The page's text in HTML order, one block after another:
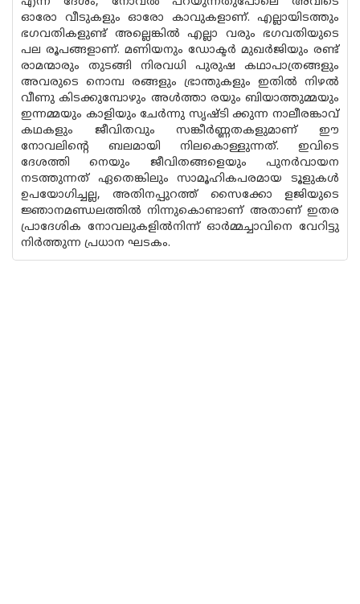
ഓരോ വീടുകളും ഓരോ കാവുകളാണ്. എല്ലായിടത്തും
ഭഗവതികളുണ്ട് അല്ലെങ്കിൽ എല്ലാ വരും ഭഗവതിയുടെ
പല രൂപങ്ങളാണ്. മണിയനും ഡോക്ടർ മുഖർജിയും രണ്ട്
രാമന്മാരും തുടങ്ങി നിരവധി പുരുഷ കഥാപാത്രങ്ങളും
അവരുടെ നൊമ്പ രങ്ങളും ഭ്രാന്തുകളും ഇതിൽ നിഴൽ
വീണു കിടക്കുമ്പോഴും അൾത്താ രയും ബിയാത്തുമ്മയും
ഇന്നമ്മയും കാളിയും ചേർന്നു സൃഷ്ടി ക്കുന്ന നാലീരങ്കാവ്
കഥകളും ജീവിതവും സങ്കീർണ്ണതകളുമാണ് ഈ
നോവലിന്റെ ബലമായി നിലകൊള്ളുന്നത്. ഇവിടെ
ദേശത്തി നെയും ജീവിതങ്ങളെയും പുനർവായന
നടത്തുന്നത് ഏതെങ്കിലും സാമൂഹികപരമായ ടൂളുകൾ
ഉപയോഗിച്ചല്ല, അതിനപ്പുറത്ത് സൈക്കോ ളജിയുടെ
ജ്ഞാനമണ്ഡലത്തിൽ നിന്നുകൊണ്ടാണ് അതാണ് ഇതര
പ്രാദേശിക നോവലുകളിൽനിന്ന് ഓർമ്മച്ചാവിനെ വേറിട്ടു
നിർത്തുന്ന പ്രധാന ഘടകം.